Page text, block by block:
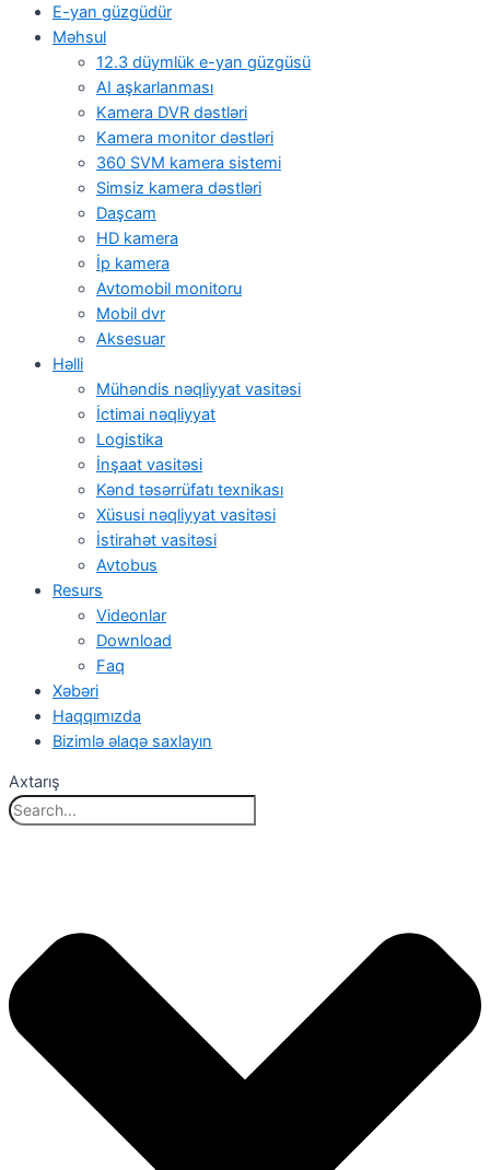
E-yan güzgüdür
Məhsul
12.3 düymlük e-yan güzgüsü
AI aşkarlanması
Kamera DVR dəstləri
Kamera monitor dəstləri
360 SVM kamera sistemi
Simsiz kamera dəstləri
Daşcam
HD kamera
İp kamera
Avtomobil monitoru
Mobil dvr
Aksesuar
Həlli
Mühəndis nəqliyyat vasitəsi
İctimai nəqliyyat
Logistika
İnşaat vasitəsi
Kənd təsərrüfatı texnikası
Xüsusi nəqliyyat vasitəsi
İstirahət vasitəsi
Avtobus
Resurs
Videonlar
Download
Faq
Xəbəri
Haqqımızda
Bizimlə əlaqə saxlayın
Axtarış